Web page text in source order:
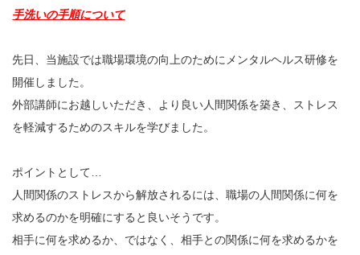
手洗いの手順について
先日、当施設では職場環境の向上のためにメンタルヘルス研修を
開催しました。
外部講師にお越しいただき、より良い人間関係を築き、ストレス
を軽減するためのスキルを学びました。
ポイントとして…
人間関係のストレスから解放されるには、職場の人間関係に何を
求めるのかを明確にすると良いそうです。
相手に何を求めるか、ではなく、相手との関係に何を求めるかを